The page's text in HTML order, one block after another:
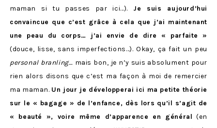
maman si tu passes par ici…). Je suis aujourd’hui
convaincue que c’est grâce à cela que j’ai maintenant
une peau du corps… j’ai envie de dire « parfaite »
(douce, lisse, sans imperfections…). Okay, ça fait un peu
personal branling… mais bon, je n’y suis absolument pour
rien alors disons que c’est ma façon à moi de remercier
ma maman. Un jour je développerai ici ma petite théorie
sur le « bagage » de l’enfance, dès lors qu’il s’agit de
« beauté », voire même d’apparence en général (en